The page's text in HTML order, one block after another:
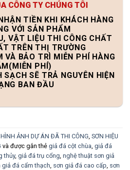
CÔNG TY CHÚNG TÔI
TIỀN KHI KHÁCH HÀNG
VỚI SẢN PHẨM
VẬT LIỆU THI CÔNG CHẤT
TRÊN THỊ TRƯỜNG
VÀ BẢO TRÌ MIỄN PHÍ HÀNG
PHÍ)
SẠCH SẼ TRẢ NGUYÊN HIỆN
BAN ĐẦU
HÌNH ẢNH DỰ ÁN ĐÃ THI CÔNG SƠN HIỆU
và được gắn thẻ giả đá cột chùa giả đá
thủy, giả đá trụ cổng nghệ thuật sơn giả
giả đá cẩm thạch sơn giả đá cao cấp sơn